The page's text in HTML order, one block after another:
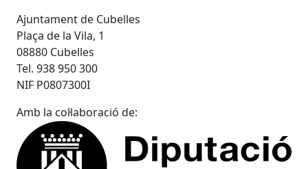
Ajuntament de Cubelles
Plaça de la Vila, 1
08880 Cubelles
Tel. 938 950 300
NIF P0807300I
Amb la col·laboració de: